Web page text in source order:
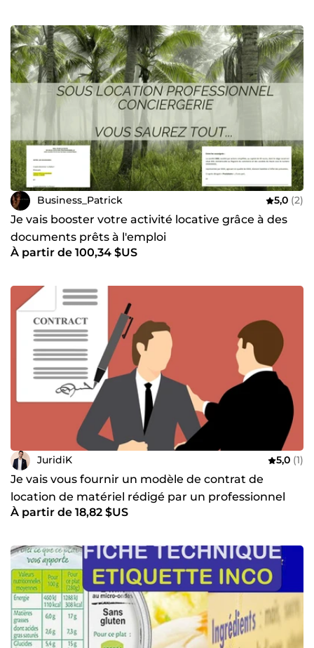
Business_Patrick 5,0 (2)
Je vais booster votre activité locative grâce à des
documents prêts à l'emploi
À partir de 100,34 $US
JuridiK 5,0 (1)
Je vais vous fournir un modèle de contrat de
location de matériel rédigé par un professionnel
À partir de 18,82 $US